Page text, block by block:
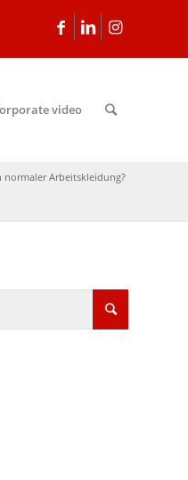
video
normaler Arbeitskleidung?